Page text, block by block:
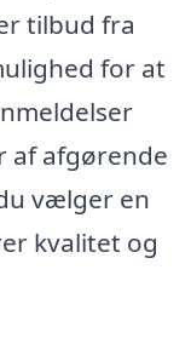
tilbud fra
for at
af afgørende
vælger en
kvalitet og